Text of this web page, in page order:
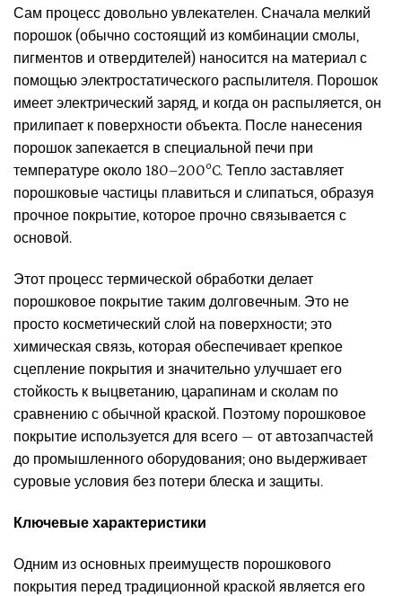
Сам процесс довольно увлекателен. Сначала мелкий
порошок (обычно состоящий из комбинации смолы,
пигментов и отвердителей) наносится на материал с
помощью электростатического распылителя. Порошок
имеет электрический заряд, и когда он распыляется, он
прилипает к поверхности объекта. После нанесения
порошок запекается в специальной печи при
температуре около 180–200°C. Тепло заставляет
порошковые частицы плавиться и слипаться, образуя
прочное покрытие, которое прочно связывается с
основой.
Этот процесс термической обработки делает
порошковое покрытие таким долговечным. Это не
просто косметический слой на поверхности; это
химическая связь, которая обеспечивает крепкое
сцепление покрытия и значительно улучшает его
стойкость к выцветанию, царапинам и сколам по
сравнению с обычной краской. Поэтому порошковое
покрытие используется для всего — от автозапчастей
до промышленного оборудования; оно выдерживает
суровые условия без потери блеска и защиты.
Ключевые характеристики
Одним из основных преимуществ порошкового
покрытия перед традиционной краской является его